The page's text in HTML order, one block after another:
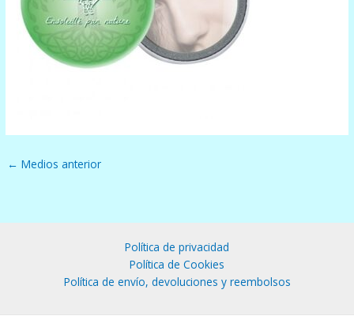
← Medios anterior
Política de privacidad
Política de Cookies
Política de envío, devoluciones y reembolsos